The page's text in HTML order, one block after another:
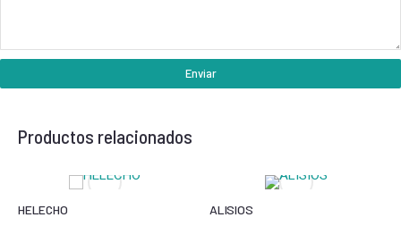
Enviar
Productos relacionados
HELECHO ALISIOS